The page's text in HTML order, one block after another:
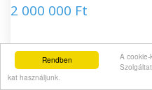
Rendben
A
kat használjunk.
2 000 000 Ft